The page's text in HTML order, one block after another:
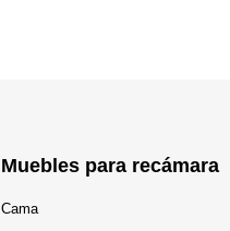
Muebles para recámara
Cama